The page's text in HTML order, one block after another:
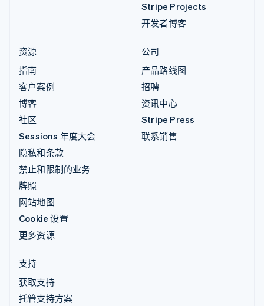
Stripe Projects
开发者博客
资源
指南
客户案例
博客
社区
Sessions 年度大会
隐私和条款
禁止和限制的业务
牌照
网站地图
Cookie 设置
更多资源
公司
产品路线图
招聘
资讯中心
Stripe Press
联系销售
支持
获取支持
托管支持方案